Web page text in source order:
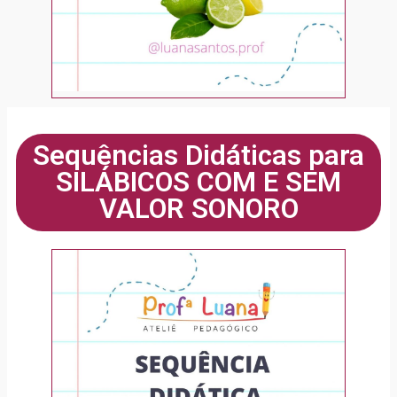
Sequências Didáticas para
SILÁBICOS COM E SEM
VALOR SONORO